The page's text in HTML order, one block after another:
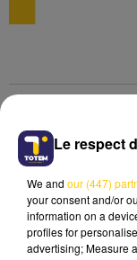
Le respect
We and our (447)
your consent and/or
information on a
profiles for
advertising; Measure